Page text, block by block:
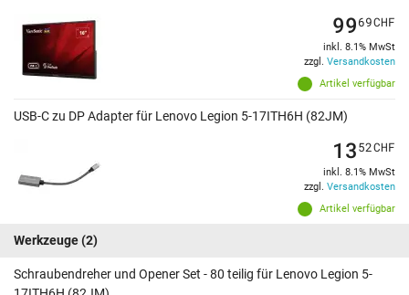
Artikel verfügbar
9969CHF
inkl. 8.1% MwSt
zzgl. Versandkosten
USB-C zu DP Adapter für Lenovo Legion 5-17ITH6H (82JM)
Artikel verfügbar
1352CHF
inkl. 8.1% MwSt
zzgl. Versandkosten
Werkzeuge(2)
Schraubendreher und Opener Set - 80 teilig für Lenovo Legion 5-